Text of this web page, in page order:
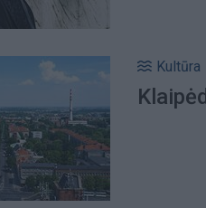
Kultūra